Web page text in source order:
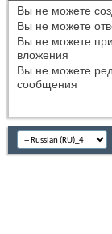
Вы не можете
Вы не можете
Вы не можете
вложения
Вы не можете
сообщения